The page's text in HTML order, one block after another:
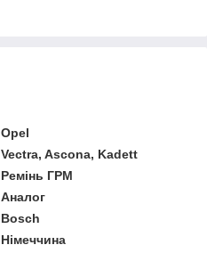
Opel
Vectra, Ascona, Kadett
Ремінь ГРМ
Аналог
Bosch
Німеччина